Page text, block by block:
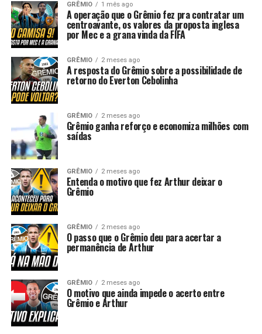
GRÊMIO 1 mês ago
A operação que o Grêmio fez pra contratar um
centroavante, os valores da proposta inglesa
por Mec e a grana vinda da FIFA
GRÊMIO 2 meses ago
A resposta do Grêmio sobre a possibilidade de
retorno do Everton Cebolinha
GRÊMIO 2 meses ago
Grêmio ganha reforço e economiza milhões com
saídas
GRÊMIO 2 meses ago
Entenda o motivo que fez Arthur deixar o
Grêmio
GRÊMIO 2 meses ago
O passo que o Grêmio deu para acertar a
permanência de Arthur
GRÊMIO 2 meses ago
O motivo que ainda impede o acerto entre
Grêmio e Arthur